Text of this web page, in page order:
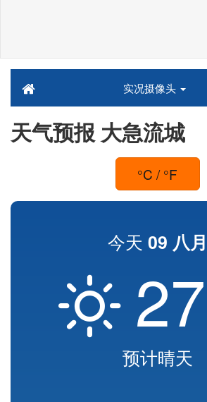
实况摄像头
天气预报 大急流城
°C / °F
今天 09 八月
27
预计晴天